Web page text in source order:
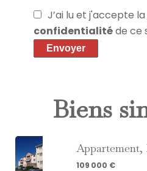
J’ai lu et j'accepte la
confidentialitéde ce
Envoyer
Biens
Appartement,
109 000 €